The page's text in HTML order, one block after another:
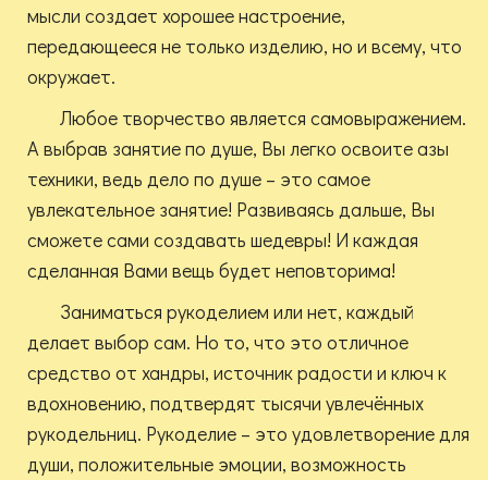
мысли создает хорошее настроение,
передающееся не только изделию, но и всему, что
окружает.
Любое творчество является самовыражением.
А выбрав занятие по душе, Вы легко освоите азы
техники, ведь дело по душе – это самое
увлекательное занятие! Развиваясь дальше, Вы
сможете сами создавать шедевры! И каждая
сделанная Вами вещь будет неповторима!
Заниматься рукоделием или нет, каждый
делает выбор сам. Но то, что это отличное
средство от хандры, источник радости и ключ к
вдохновению, подтвердят тысячи увлечённых
рукодельниц. Рукоделие – это удовлетворение для
души, положительные эмоции, возможность